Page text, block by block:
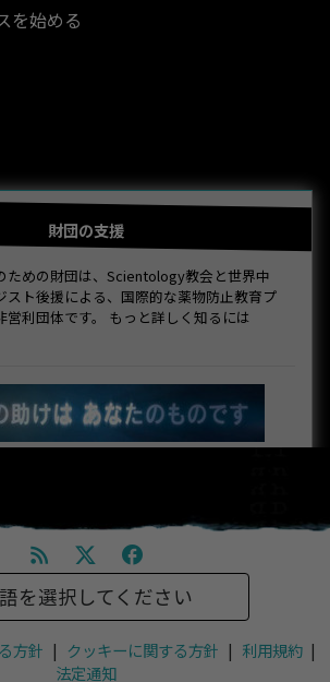
を始める
財団の支援
ための財団は、Scientology教会と世界中
スト後援による、国際的な薬物防止教育プ
営利団体です。 もっと詳しく知るには
を選択してください
方針 | クッキーに関する方針 | 利用規約 |
法定通知